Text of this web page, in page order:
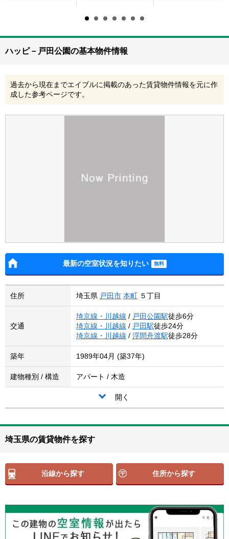
ハッピ－戸田公園の基本物件情報
過去から現在までエイブルに掲載のあった賃貸物件情報を元に作
成した参考ページです。
最新の空室状況を知りたい
住所 埼玉県 戸田市 本町 ５丁目
交通
埼京線・川越線 / 戸田公園駅徒歩6分
埼京線・川越線 / 戸田駅徒歩24分
埼京線・川越線 / 浮間舟渡駅徒歩28分
築年 1989年04月 (築37年)
建物種別 / 構造 アパート / 木造
開く
埼玉県の賃貸物件を探す
沿線から探す 住所から探す